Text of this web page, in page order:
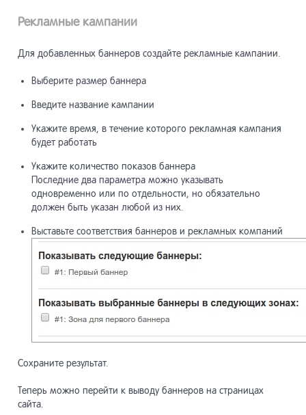
Рекламные кампании
Для добавленных баннеров создайте рекламные кампании.
Выберите размер баннера
Введите название кампании
Укажите время, в течение которого рекламная кампания
будет работать
Укажите количество показов баннера
Последние два параметра можно указывать
одновременно или по отдельности, но обязательно
должен быть указан любой из них.
Выставьте соответствия баннеров и рекламных компаний
Сохраните результат.
Теперь можно перейти к выводу баннеров на страницах
сайта.